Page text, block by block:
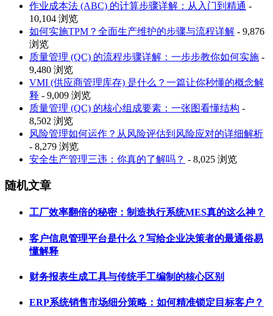
作业成本法 (ABC) 的计算步骤详解：从入门到精通 -
10,104 浏览
如何实施TPM？全面生产维护的步骤与流程详解 - 9,876
浏览
质量管理 (QC) 的流程步骤详解：一步步教你如何实施 -
9,480 浏览
VMI (供应商管理库存) 是什么？一篇让你秒懂的概念解
释 - 9,009 浏览
质量管理 (QC) 的核心组成要素：一张图看懂结构 -
8,502 浏览
风险管理如何运作？从风险评估到风险应对的详细解析
- 8,279 浏览
安全生产管理三违：你真的了解吗？ - 8,025 浏览
随机文章
工厂效率翻倍的秘密：制造执行系统MES真的这么神？
客户信息管理平台是什么？写给企业决策者的最通俗易
懂解释
财务报表生成工具与传统手工编制的核心区别
ERP系统销售市场细分策略：如何精准锁定目标客户？